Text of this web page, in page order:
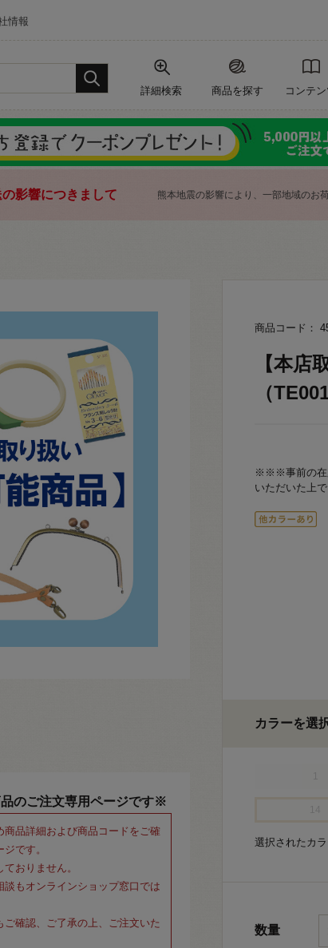
情報
詳細検索 商品を探す コンテン
影響につきまして 熊本地震の影響により、一部地域のお
のご注文専用ページです※
商品詳細および商品コードをご確
です。
おりません。
もオンラインショップ窓口では
確認、ご了承の上、ご注文いた
商品コード：
【本
（
※※※事前の在
いただいた上
カラーを選
選択されたカ
数量